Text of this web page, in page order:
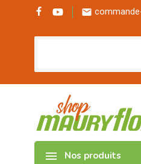

 Nos produits